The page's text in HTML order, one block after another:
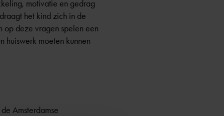
motivatie en gedrag
het kind zich in de
op deze vragen spelen een
huiswerk moeten kunnen
Amsterdamse